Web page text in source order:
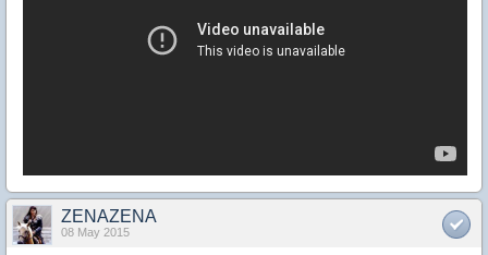
ZENAZENA
08 May 2015